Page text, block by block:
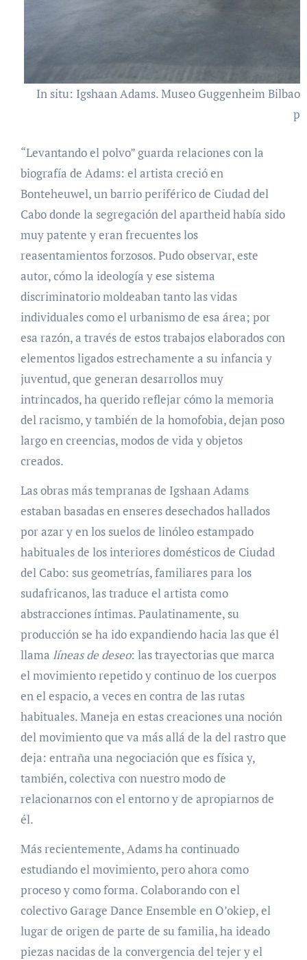
In situ: Igshaan Adams. Museo Guggenheim
“Levantando el polvo” guarda relaciones con la
biografía de Adams: el artista creció en
Bonteheuwel, un barrio periférico de Ciudad del
Cabo donde la segregación del apartheid había sido
muy patente y eran frecuentes los
reasentamientos forzosos. Pudo observar, este
autor, cómo la ideología y ese sistema
discriminatorio moldeaban tanto las vidas
individuales como el urbanismo de esa área; por
esa razón, a través de estos trabajos elaborados con
elementos ligados estrechamente a su infancia y
juventud, que generan desarrollos muy
intrincados, ha querido reflejar cómo la memoria
del racismo, y también de la homofobia, dejan poso
largo en creencias, modos de vida y objetos
creados.
Las obras más tempranas de Igshaan Adams
estaban basadas en enseres desechados hallados
por azar y en los suelos de linóleo estampado
habituales de los interiores domésticos de Ciudad
del Cabo: sus geometrías, familiares para los
sudafricanos, las traduce el artista como
abstracciones íntimas. Paulatinamente, su
producción se ha ido expandiendo hacia las que él
llama líneas de deseo: las trayectorias que marca
el movimiento repetido y continuo de los cuerpos
en el espacio, a veces en contra de las rutas
habituales. Maneja en estas creaciones una noción
del movimiento que va más allá de la del rastro que
deja: entraña una negociación que es física y,
también, colectiva con nuestro modo de
relacionarnos con el entorno y de apropiarnos de
él.
Más recientemente, Adams ha continuado
estudiando el movimiento, pero ahora como
proceso y como forma. Colaborando con el
colectivo Garage Dance Ensemble en O’okiep, el
lugar de origen de parte de su familia, ha ideado
piezas nacidas de la convergencia del tejer y el